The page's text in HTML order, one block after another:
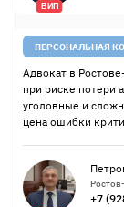
ВИП
ПЕРСОНАЛЬНАЯ
Адвокат в
при риске потери
уголовные и
цена ошибки
+7